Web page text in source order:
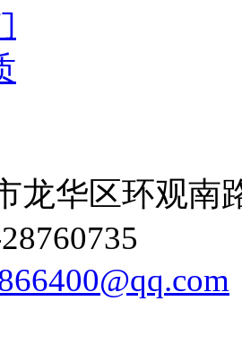
龙华区环观南